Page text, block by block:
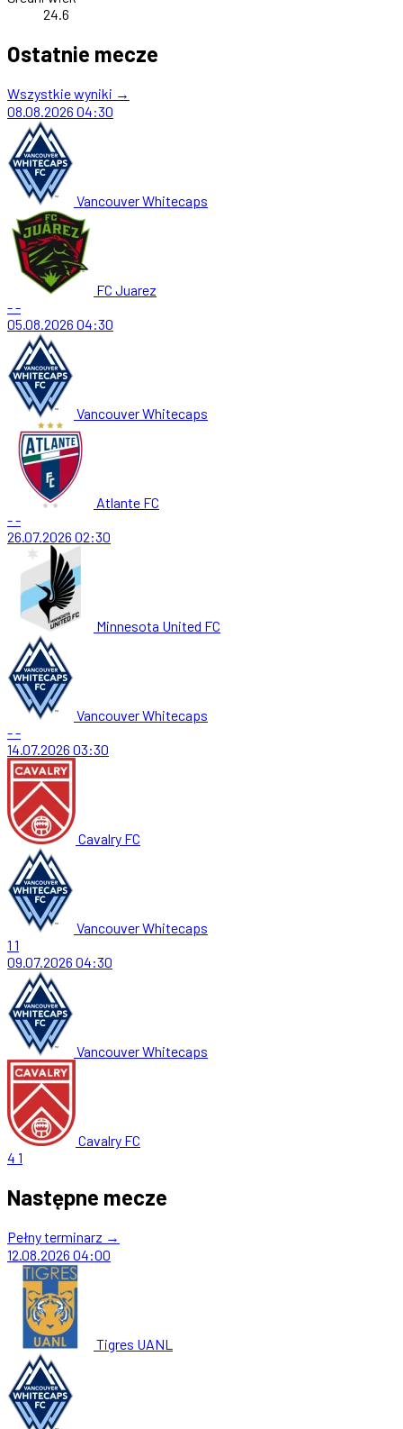
24.6
Ostatnie mecze
Wszystkie wyniki →
08.08.2026 04:30
Vancouver Whitecaps
FC Juarez
--
05.08.2026 04:30
Vancouver Whitecaps
Atlante FC
--
26.07.2026 02:30
Minnesota United FC
Vancouver Whitecaps
--
14.07.2026 03:30
Cavalry FC
Vancouver Whitecaps
1 1
09.07.2026 04:30
Vancouver Whitecaps
Cavalry FC
4 1
Następne mecze
Pełny terminarz →
12.08.2026 04:00
Tigres UANL